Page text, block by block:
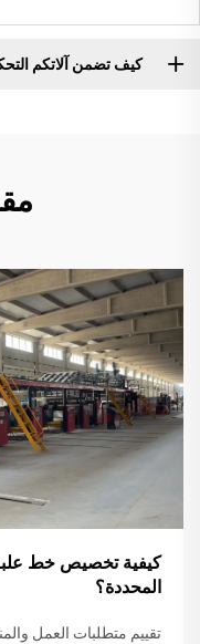
كيف تضمن آلاتكم
كيفية تخصيص خط
المحددة؟
تقييم متطلبات العمل